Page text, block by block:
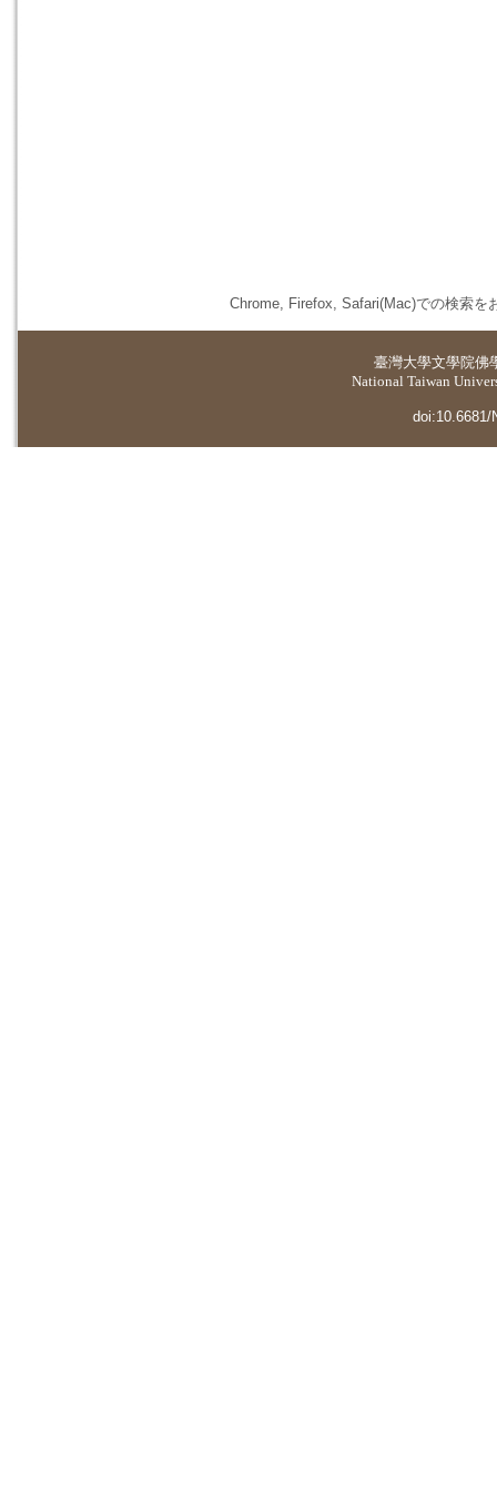
Chrome, Firefox, Safari(Mac)での検索を
臺灣大學文學院佛
National Taiwan
doi:10.6681/